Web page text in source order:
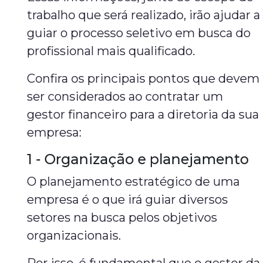
trabalho que será realizado, irão ajudar a
guiar o processo seletivo em busca do
profissional mais qualificado.
Confira os principais pontos que devem
ser considerados ao contratar um
gestor financeiro para a diretoria da sua
empresa:
1 - Organização e planejamento
O planejamento estratégico de uma
empresa é o que irá guiar diversos
setores na busca pelos objetivos
organizacionais.